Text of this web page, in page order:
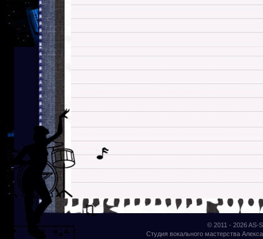
© 2011 - 2026AS-
Студия вокального мастерства